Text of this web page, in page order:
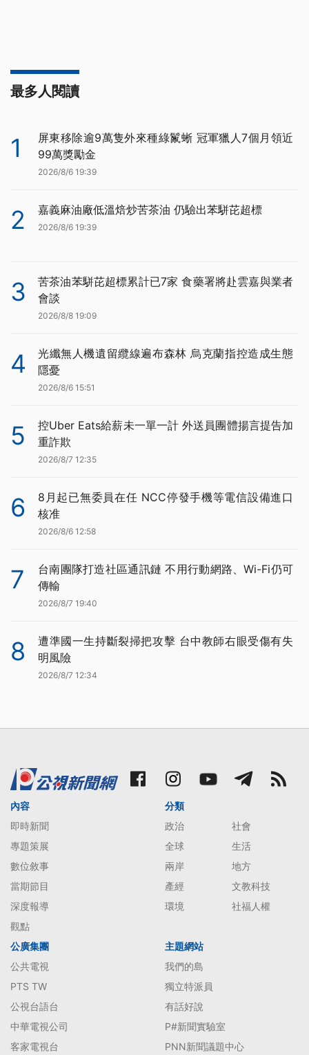
最多人閱讀
1
屏東移除逾9萬隻外來種綠鬣蜥 冠軍獵人7個月領近
99萬獎勵金
2026/8/6 19:39
2 嘉義麻油廠低溫焙炒苦茶油 仍驗出苯駢芘超標
2026/8/6 19:39
3
苦茶油苯駢芘超標累計已7家 食藥署將赴雲嘉與業者
會談
2026/8/8 19:09
4
光纖無人機遺留纜線遍布森林 烏克蘭指控造成生態
隱憂
2026/8/6 15:51
5
控Uber Eats給薪未一單一計 外送員團體揚言提告加
重詐欺
2026/8/7 12:35
6
8月起已無委員在任 NCC停發手機等電信設備進口
核准
2026/8/6 12:58
7
台南團隊打造社區通訊鏈 不用行動網路、Wi-Fi仍可
傳輸
2026/8/7 19:40
8
遭準國一生持斷裂掃把攻擊 台中教師右眼受傷有失
明風險
2026/8/7 12:34
內容
即時新聞
專題策展
數位敘事
當期節目
深度報導
觀點
分類
政治
社會
全球
生活
兩岸
地方
產經
文教科技
環境
社福人權
公廣集團
公共電視
PTS TW
公視台語台
中華電視公司
客家電視台
主題網站
我們的島
獨立特派員
有話好說
P#新聞實驗室
PNN新聞議題中心